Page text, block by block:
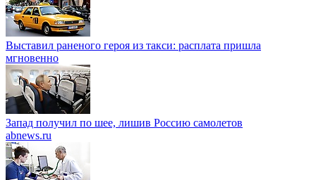
Выставил раненого героя из такси: расплата пришла
мгновенно
Запад получил по шее, лишив Россию самолетов
abnews.ru